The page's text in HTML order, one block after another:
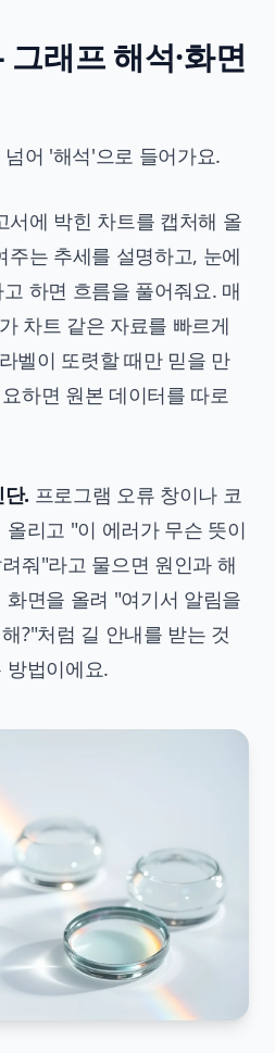
래프 해석·화면
어 '해석'으로 들어가요.
서에 박힌 차트를 캡처해 올
는 추세를 설명하고, 눈에
하면 흐름을 풀어줘요. 매
차트 같은 자료를 빠르게
벨이 또렷할 때만 믿을 만
하면 원본 데이터를 따로
. 프로그램 오류 창이나 코
리고 "이 에러가 무슨 뜻이
줘"라고 물으면 원인과 해
면을 올려 "여기서 알림을
?"처럼 길 안내를 받는 것
방법이에요.